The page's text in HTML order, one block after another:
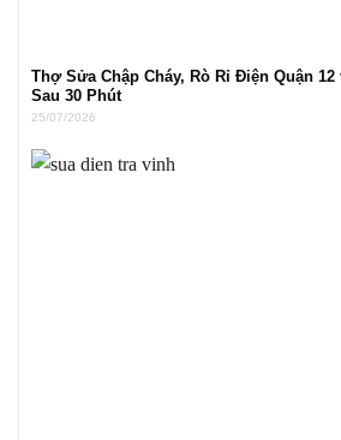
Thợ Sửa Chập Cháy, Rò Rỉ Điện Quận
Sau 30 Phút
25/07/2026